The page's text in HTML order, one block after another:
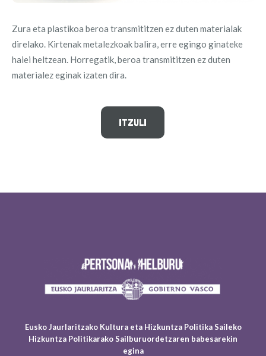
Zura eta plastikoa beroa transmititzen ez duten materialak
direlako. Kirtenak metalezkoak balira, erre egingo ginateke
haiei heltzean. Horregatik, beroa transmititzen ez duten
materialez eginak izaten dira.
ITZULI
Eusko Jaurlaritzako Kultura eta Hizkuntza Politika Saileko
Hizkuntza Politikarako Sailburuordetzaren babesarekin
egina